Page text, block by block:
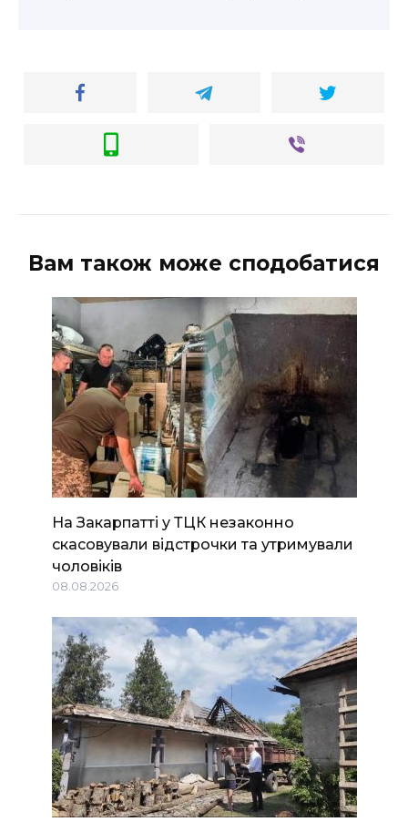
Вам також може сподобатися
На Закарпатті у ТЦК незаконно
скасовували відстрочки та утримували
чоловіків
08.08.2026